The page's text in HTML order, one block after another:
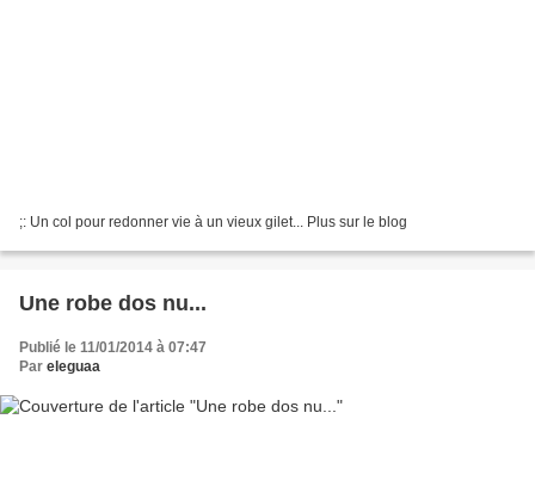
;: Un col pour redonner vie à un vieux gilet... Plus sur le blog
Une robe dos nu...
Publié le 11/01/2014 à 07:47
Par eleguaa